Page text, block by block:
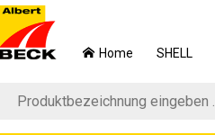
Home SHELL